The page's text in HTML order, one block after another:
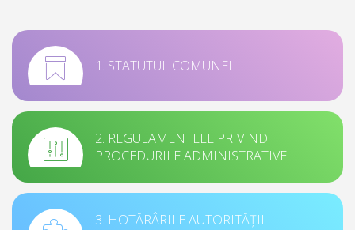
1. STATUTUL COMUNEI
2. REGULAMENTELE PRIVIND
PROCEDURILE ADMINISTRATIVE
3. HOTĂRÂRILE AUTORITĂȚII